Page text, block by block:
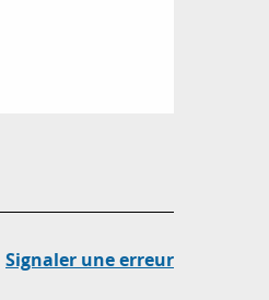
Signaler une erreur